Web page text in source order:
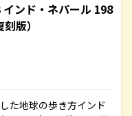
ンド・ネパール 198
版）
た地球の歩き方インド